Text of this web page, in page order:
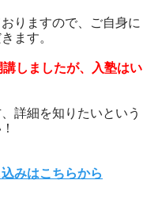
りますので、ご自身に
ます。
しましたが、入塾はい
詳細を知りたいという
みはこちらから